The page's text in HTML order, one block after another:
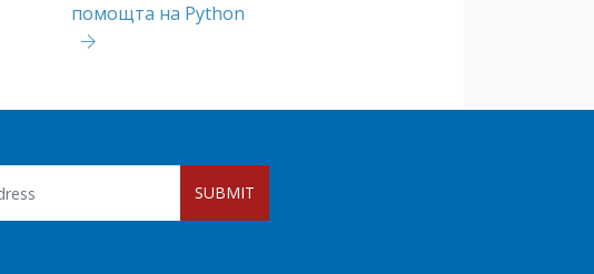
помощта на Python
SUBMIT